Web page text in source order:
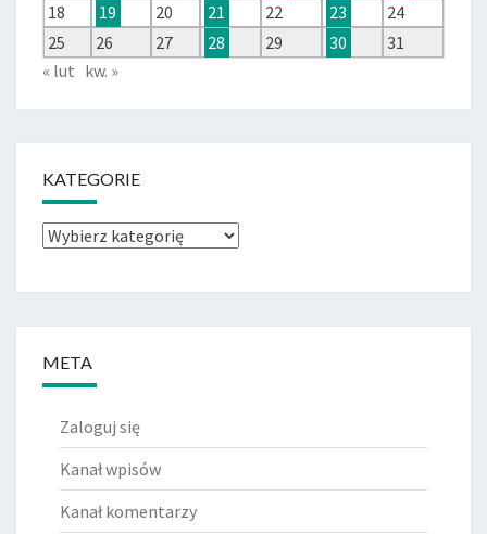
18
19 20 21 22 23
24
25
26 27 28 29 30
31
« lut kw. »
KATEGORIE
Kategorie
META
Zaloguj się
Kanał wpisów
Kanał komentarzy